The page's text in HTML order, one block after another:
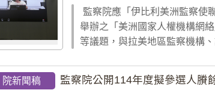
監察院應「伊比利美洲監察使
舉辦之「美洲國家人權機構網
等議題，與拉美地區監察機構
院新聞稿 監察院公開114年度擬參選人賸